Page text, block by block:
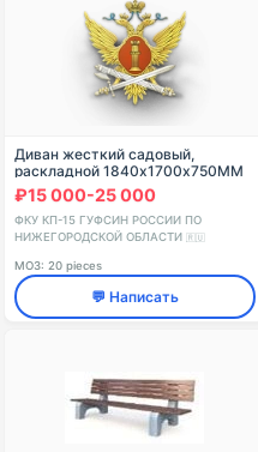
Диван жесткий садовый,
раскладной 1840х1700х750ММ
ГОСТ 19917-2017
₽15 000-25 000
ФКУ КП-15 ГУФСИН РОССИИ ПО
НИЖЕГОРОДСКОЙ ОБЛАСТИ 🇷🇺
МОЗ: 20 pieces
💬 Написать